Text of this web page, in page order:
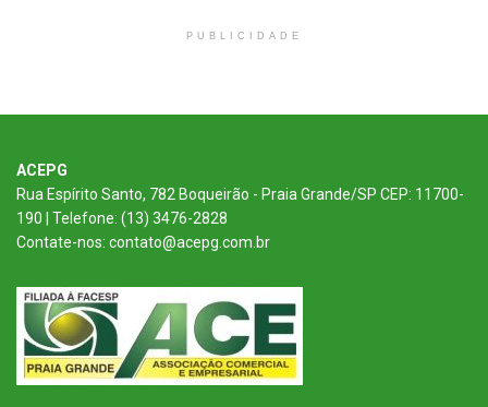
PUBLICIDADE
ACEPG
Rua Espírito Santo, 782 Boqueirão - Praia Grande/SP CEP: 11700-
190 | Telefone: (13) 3476-2828
Contate-nos: contato@acepg.com.br